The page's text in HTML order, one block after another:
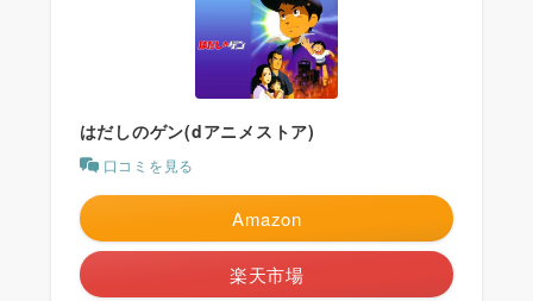
はだしのゲン(dアニメストア)
口コミを見る
Amazon
楽天市場